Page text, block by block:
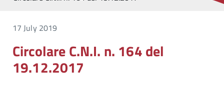
17 July 2019
Circolare C.N.I. n. 164 del
19.12.2017